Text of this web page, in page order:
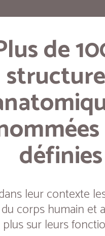
de
définies
leur contexte
corps humain et
plus sur leurs